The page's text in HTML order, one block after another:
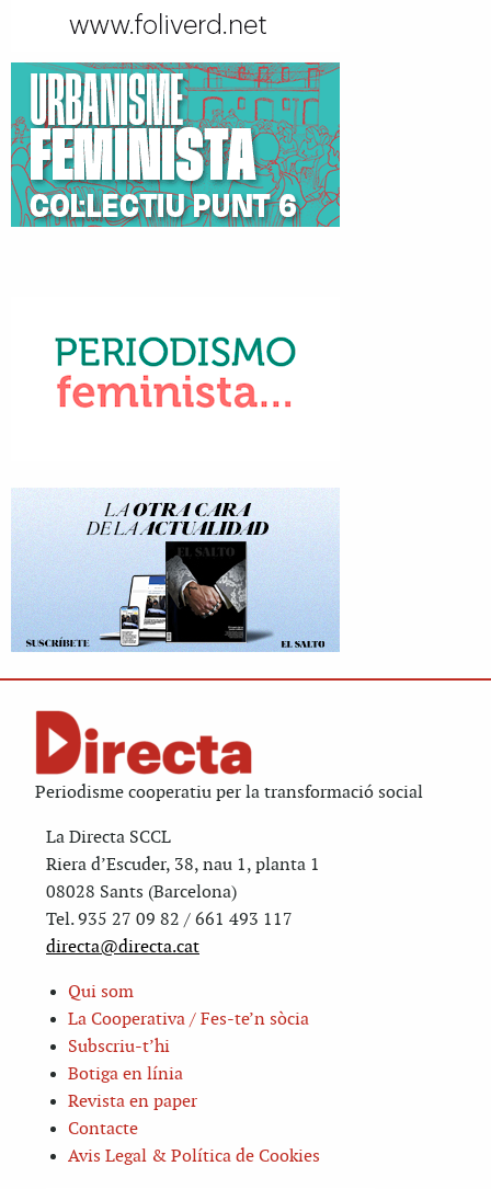
Periodisme cooperatiu per la transformació social
La Directa SCCL
Riera d’Escuder, 38, nau 1, planta 1
08028 Sants (Barcelona)
Tel. 935 27 09 82 / 661 493 117
directa@directa.cat
Qui som
La Cooperativa / Fes-te’n sòcia
Subscriu-t’hi
Botiga en línia
Revista en paper
Contacte
Avis Legal & Política de Cookies